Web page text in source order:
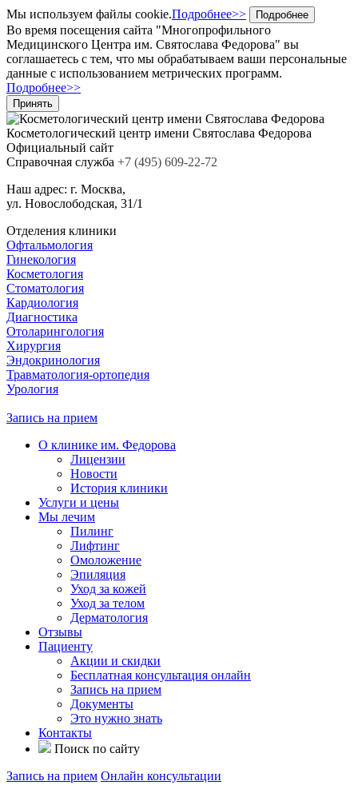
Мы используем файлы cookie.Подробнее>> Подробнее
Во время посещения сайта "Многопрофильного
Медицинского Центра им. Святослава Федорова" вы
соглашаетесь с тем, что мы обрабатываем ваши персональные
данные с использованием метрических программ.
Подробнее>>
Принять
Косметологический центр имени Святослава Федорова
Официальный сайт
Cправочная служба +7 (495) 609-22-72
Наш адрес: г. Москва,
ул. Новослободская, 31/1
Отделения клиники
Офтальмология
Гинекология
Косметология
Стоматология
Кардиология
Диагностика
Отоларингология
Хирургия
Эндокринология
Травматология-ортопедия
Урология
Запись на прием
О клинике им. Федорова
Лицензии
Новости
История клиники
Услуги и цены
Мы лечим
Пилинг
Лифтинг
Омоложение
Эпиляция
Уход за кожей
Уход за телом
Дерматология
Отзывы
Пациенту
Акции и скидки
Бесплатная консультация онлайн
Запись на прием
Документы
Это нужно знать
Контакты
Поиск по сайту
Запись на прием Онлайн консультации